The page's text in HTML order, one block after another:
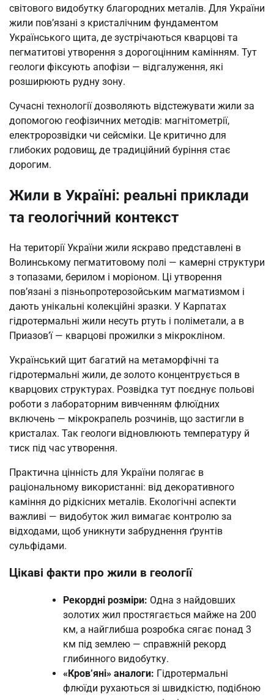
світового видобутку благородних металів. Для України
жили пов’язані з кристалічним фундаментом
Українського щита, де зустрічаються кварцові та
пегматитові утворення з дорогоцінним камінням. Тут
геологи фіксують апофізи — відгалуження, які
розширюють рудну зону.
Сучасні технології дозволяють відстежувати жили за
допомогою геофізичних методів: магнітометрії,
електророзвідки чи сейсміки. Це критично для
глибоких родовищ, де традиційний буріння стає
дорогим.
Жили в Україні: реальні приклади
та геологічний контекст
На території України жили яскраво представлені в
Волинському пегматитовому полі — камерні структури
з топазами, берилом і моріоном. Ці утворення
пов’язані з пізньопротерозойським магматизмом і
дають унікальні колекційні зразки. У Карпатах
гідротермальні жили несуть ртуть і поліметали, а в
Приазов’ї — кварцові прожилки з мікрокліном.
Український щит багатий на метаморфічні та
гідротермальні жили, де золото концентрується в
кварцових структурах. Розвідка тут поєднує польові
роботи з лабораторним вивченням флюїдних
включень — мікрокрапель розчинів, що застигли в
кристалах. Так геологи відновлюють температуру й
тиск під час утворення.
Практична цінність для України полягає в
раціональному використанні: від декоративного
каміння до рідкісних металів. Екологічні аспекти
важливі — видобуток жил вимагає контролю за
відходами, щоб уникнути забруднення ґрунтів
сульфідами.
Цікаві факти про жили в геології
Рекордні розміри: Одна з найдовших
золотих жил простягається майже на 200
км, а найглибша розробка сягає понад 3
км під землею — справжній рекорд
глибинного видобутку.
«Кров’яні» аналоги: Гідротермальні
флюїди рухаються зі швидкістю, подібною